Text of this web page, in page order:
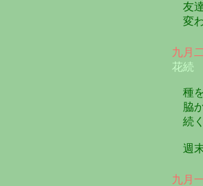
友達
変わ
九月
花続
種を
脇か
続く
週
九月